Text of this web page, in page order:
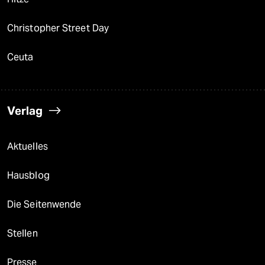
Christopher Street Day
Ceuta
Verlag
Aktuelles
Hausblog
Die Seitenwende
Stellen
Presse